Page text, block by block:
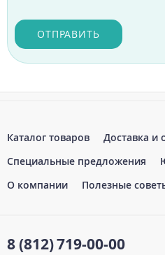
ОТПРАВИТЬ
Каталог товаров Доставка и
Специальные предложения
О компании
Полезные
8 (812)719-00-00